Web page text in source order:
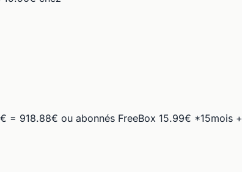
= 918.88€ ou abonnés FreeBox 15.99€ *15mois +